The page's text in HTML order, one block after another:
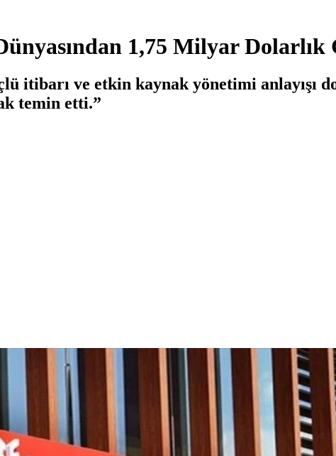
1,75 Milyar Dolarlık
itibarı ve etkin kaynak yönetimi anlayışı
temin etti.”